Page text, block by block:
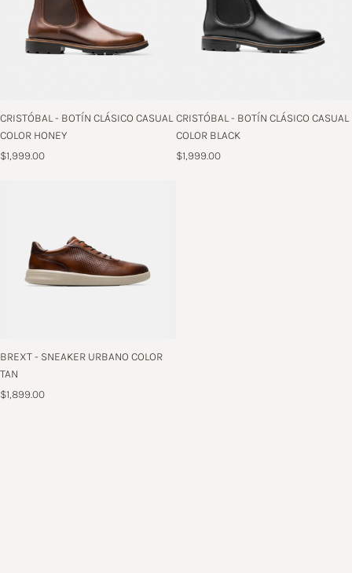
CRISTÓBAL - BOTÍN CLÁSICO CASUAL
COLOR HONEY
$1,999.00
CRISTÓBAL - BOTÍN CLÁSICO CASUAL
COLOR BLACK
$1,999.00
BREXT - SNEAKER URBANO COLOR
TAN
$1,899.00